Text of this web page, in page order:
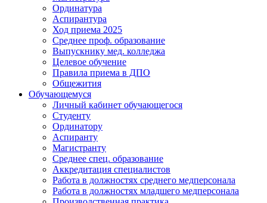
Ординатура
Аспирантура
Ход приема 2025
Среднее проф. образование
Выпускнику мед. колледжа
Целевое обучение
Правила приема в ДПО
Общежития
Обучающемуся
Личный кабинет обучающегося
Студенту
Ординатору
Аспиранту
Магистранту
Среднее спец. образование
Аккредитация специалистов
Работа в должностях среднего медперсонала
Работа в должностях младшего медперсонала